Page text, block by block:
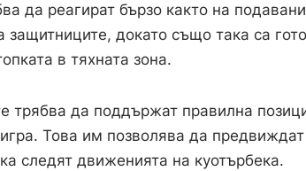
да реагират бързо както на
защитниците, докато също така са
в тяхната зона.
трябва да поддържат правилна
Това им позволява да
следят движенията на куотърбека.